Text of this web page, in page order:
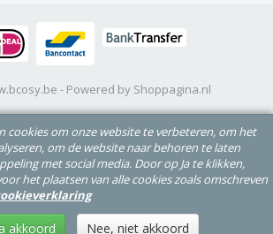
- Powered by Shoppagina.nl
cookies om onze website te verbeteren, om het
om de website naar behoren te laten
met social media. Door op Ja te klikken,
het plaatsen van alle cookies zoals omschreven
akkoord Nee, niet akkoord